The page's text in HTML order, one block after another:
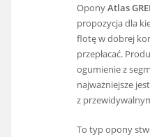
OponyAtlas
propozycja dla
flotę w dobrej
przepłacać.
ogumienie z
najważniejsze
z
To typ opony